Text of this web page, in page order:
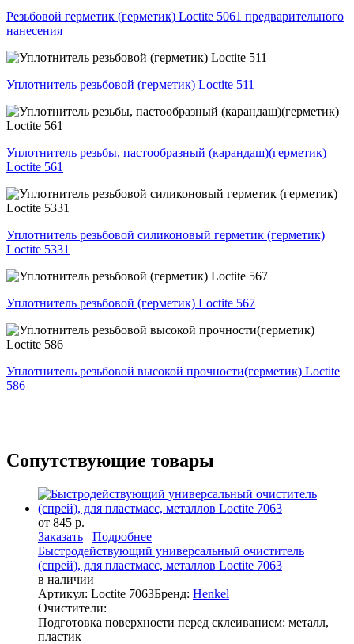
Резьбовой герметик (герметик) Loctite 5061 предварительного
нанесения
Уплотнитель резьбовой (герметик) Loctite 511
Уплотнитель резьбы, пастообразный (карандаш)(герметик)
Loctite 561
Уплотнитель резьбовой силиконовый герметик (герметик)
Loctite 5331
Уплотнитель резьбовой (герметик) Loctite 567
Уплотнитель резьбовой высокой прочности(герметик) Loctite
586
Сопутствующие товары
от 845 р.
Заказать
Подробнее
Быстродействующий универсальный очиститель
(спрей), для пластмасс, металлов Loctite 7063
в наличии
Артикул: Loctite 7063Бренд: Henkel
Очистители:
Подготовка поверхности перед склеиванием: металл,
пластик